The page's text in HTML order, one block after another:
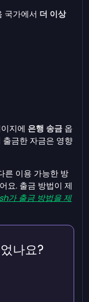
국가에서 더 이상
지에 은행 송금 옵
출금한 자금은 영향
른 이용 가능한 방
요. 출금 방법이 제
가 출금 방법을 제
나요?